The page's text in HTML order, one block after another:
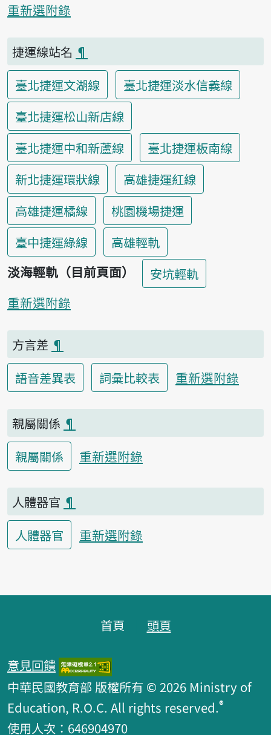
重新選附錄
捷運線站名 ¶
臺北捷運文湖線
臺北捷運淡水信義線
臺北捷運松山新店線
臺北捷運中和新蘆線
臺北捷運板南線
新北捷運環狀線
高雄捷運紅線
高雄捷運橘線
桃園機場捷運
臺中捷運綠線
高雄輕軌
淡海輕軌（目前頁面）
安坑輕軌
重新選附錄
方言差 ¶
語音差異表
詞彙比較表 重新選附錄
親屬關係 ¶
親屬關係
重新選附錄
人體器官 ¶
人體器官
重新選附錄
首頁 頭頁
意見回饋
中華民國教育部 版權所有 © 2026 Ministry of
Education, R.O.C. All rights reserved.®
使用人次：646904970